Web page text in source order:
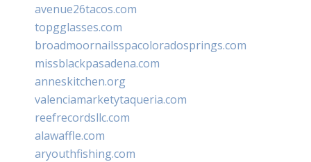
avenue26tacos.com
topgglasses.com
broadmoornailsspacoloradosprings.com
missblackpasadena.com
anneskitchen.org
valenciamarketytaqueria.com
reefrecordsllc.com
alawaffle.com
aryouthfishing.com